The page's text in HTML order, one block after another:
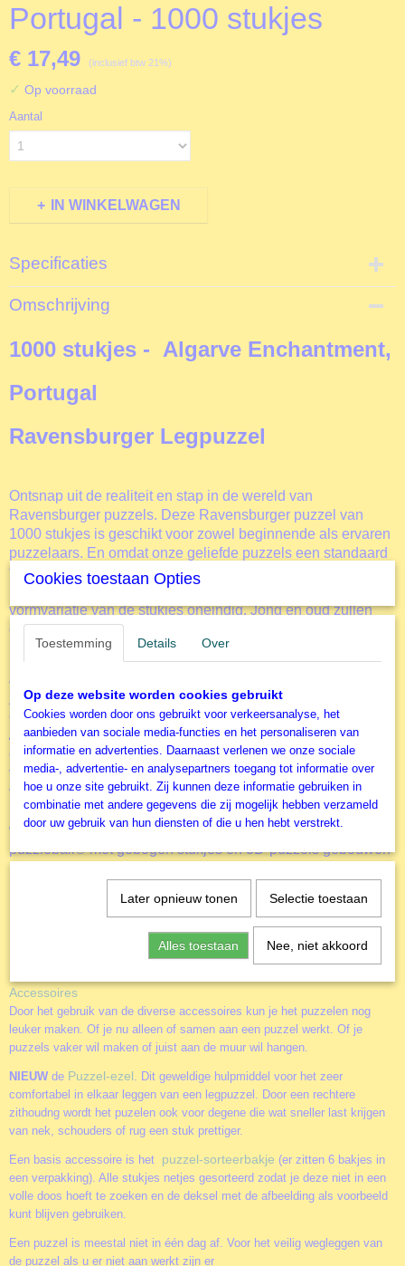
Portugal - 1000 stukjes
€ 17,49 (inclusief btw 21%)
✓ Op voorraad
Aantal
IN WINKELWAGEN
Specificaties
Productcode
R171828
4005556171828
Ravensburger
70x50 cm
Omschrijving
1000 stukjes - Algarve Enchantment,
Portugal
Ravensburger Legpuzzel
Ontsnap uit de realiteit en stap in de wereld van
Ravensburger puzzels. Deze Ravensburger puzzel van
1000 stukjes is geschikt voor zowel beginnende als ervaren
puzzelaars. En omdat onze geliefde puzzels een standaard
formaat hebben, kun je het resultaat inlijsten en ophangen.
Dankzij de met de hand gemaakte stansmessen is de
vormvariatie van de stukjes oneindig. Jong en oud zullen
genieten van deze
met 1000 stukjes.
Als het ene stukje naadloos in het andere past en er onder
je handen een wereld tot leven komt, dan klopt het hart van
de ware puzzelfan een beetje sneller, zo ook bij deze
Algarve Enchantment, Portugal Bij Ravensburger puzzels
gebeurt dat al sinds 1891. Daarnaast is Ravensburger
verantwoordelijk voor de ontwikkeling van een ruim aanbod
van afbeeldingen en ideeën: van kinderpuzzels met vijf
houten stukken, tot 500, 1000 en nog veel meer stukjes. En
wat dacht je van de prachtige decoratieve 3D-puzzels:
puzzleball® met gebogen stukjes en 3D-puzzels gebouwen
Ravensburger puzzels vol met prachtige landschappen,
bekende steden en grote en kleine dieren. Geniet van
kunstwerken en stillevens, ervaar zelf hoe alles in elkaar
past en vind je eigen favoriete puzzels.
Accessoires
Door het gebruik van de diverse accessoires kun je het puzzelen nog
leuker maken. Of je nu alleen of samen aan een puzzel werkt. Of je
puzzels vaker wil maken of juist aan de muur wil hangen.
NIEUW de Puzzel-ezel. Dit geweldige hulpmiddel voor het zeer
comfortabel in elkaar leggen van een legpuzzel. Door een rechtere
zithoudng wordt het puzelen ook voor degene die wat sneller last krijgen
van nek, schouders of rug een stuk prettiger.
Een basis accessoire is het puzzel-sorteerbakje (er zitten 6 bakjes in
een verpakking). Alle stukjes netjes gesorteerd zodat je deze niet in een
volle doos hoeft te zoeken en de deksel met de afbeelding als voorbeeld
kunt blijven gebruiken.
Een puzzel is meestal niet in één dag af. Voor het veilig wegleggen van
de puzzel als u er niet aan werkt zijn er
Cookies toestaan Opties
Toestemming Details Over
Op deze website worden cookies gebruikt
Cookies worden door ons gebruikt voor verkeersanalyse, het
aanbieden van sociale media-functies en het personaliseren van
informatie en advertenties. Daarnaast verlenen we onze sociale
media-, advertentie- en analysepartners toegang tot informatie over
hoe u onze site gebruikt. Zij kunnen deze informatie gebruiken in
combinatie met andere gegevens die zij mogelijk hebben verzameld
door uw gebruik van hun diensten of die u hen hebt verstrekt.
Later opnieuw tonen Selectie toestaan
Alles toestaan Nee, niet akkoord